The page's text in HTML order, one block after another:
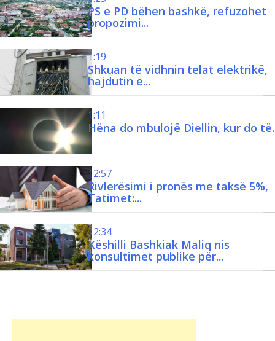
PS e PD bëhen bashkë, refuzohet
propozimi...
1:19
Shkuan të vidhnin telat elektrikë,
hajdutin e...
1:11
Hëna do mbulojë Diellin, kur do
12:57
Rivlerësimi i pronës me taksë 5%,
Tatimet:...
12:34
Këshilli Bashkiak Maliq nis
konsultimet publike për...